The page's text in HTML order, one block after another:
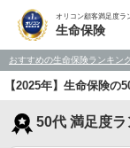
オリコン顧客満足度ラ
生命保険
おすすめの生命保険ランキン
【2025年】生命保険の
50代 満足度